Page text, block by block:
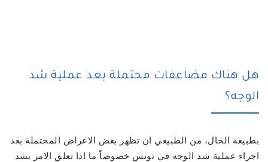
هل هناك مضاعفات محتملة بعد عملية شد
الوجه؟
بطبيعة الحال، من الطبيعي ان تظهر بعض الاعراض المحتملة بعد
اجراء عملية شد الوجه في تونس خصوصاً ما اذا تعلق الامر بشد